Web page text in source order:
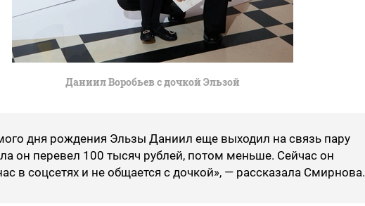
Даниил Воробьев с дочкой Эльзой
дня рождения Эльзы Даниил еще выходил на связь пару
он перевел 100 тысяч рублей, потом меньше. Сейчас он
в соцсетях и не общается с дочкой», — рассказала Смирнова.